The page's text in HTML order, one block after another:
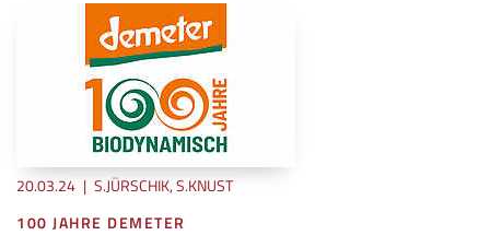
20.03.24 | S.JÜRSCHIK, S.KNUST
100 JAHRE DEMETER